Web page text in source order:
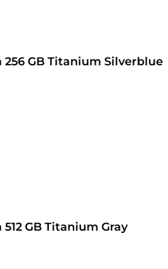
256 GB Titanium Silverblue
GB Titanium Gray